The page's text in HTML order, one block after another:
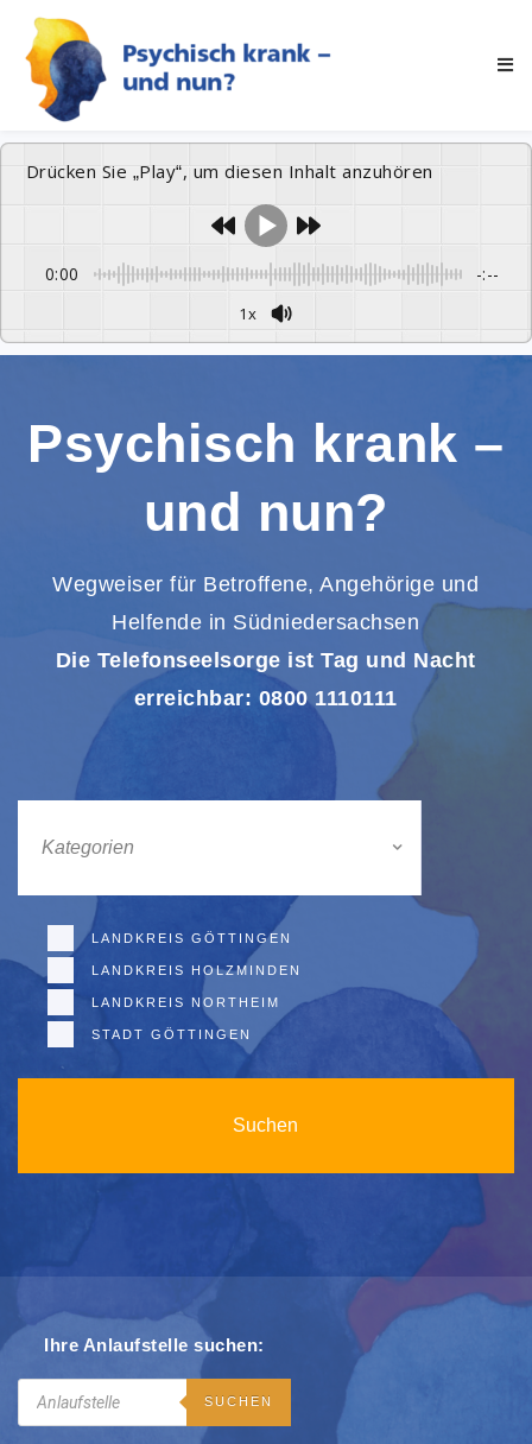
Drücken Sie „Play“, um diesen Inhalt anzuhören
0:00 -:--
1x
Psychisch krank –
und nun?
Wegweiser für Betroffene, Angehörige und
Helfende in Südniedersachsen
Die Telefonseelsorge ist Tag und Nacht
erreichbar: 0800 1110111
Kategorien
LANDKREIS GÖTTINGEN
LANDKREIS HOLZMINDEN
LANDKREIS NORTHEIM
STADT GÖTTINGEN
Ihre Anlaufstelle suchen:
Search
SUCHEN